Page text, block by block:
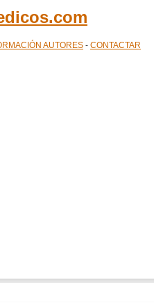
AUTORES - CONTACTAR